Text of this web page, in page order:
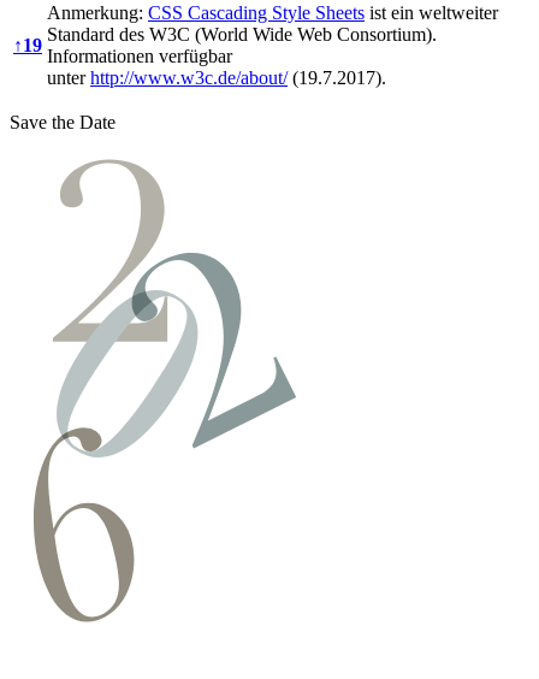
↑19
Anmerkung: CSS Cascading Style Sheets ist ein weltweiter
Standard des W3C (World Wide Web Consortium).
Informationen verfügbar
unterhttp://www.w3c.de/about/(19.7.2017).
Save the Date